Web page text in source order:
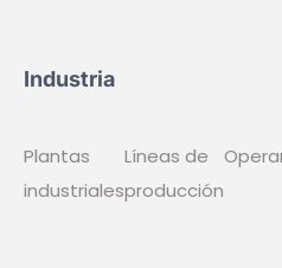
Industria
Plantas
industriales
Líneas de
producción